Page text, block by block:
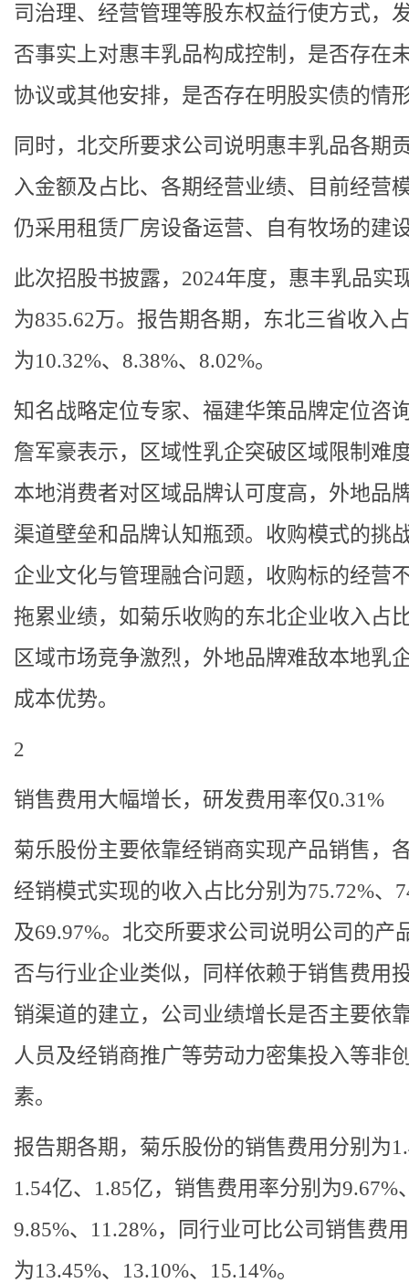
司治理、经营管理等股东权益行使方式，
否事实上对惠丰乳品构成控制，是否存在
协议或其他安排，是否存在明股实债的情
同时，北交所要求公司说明惠丰乳品各期
入金额及占比、各期经营业绩、目前经营
仍采用租赁厂房设备运营、自有牧场的建
此次招股书披露，2024年度，惠丰乳品实
为835.62万。报告期各期，东北三省收入
为10.32%、8.38%、8.02%。
知名战略定位专家、福建华策品牌定位咨
詹军豪表示，区域性乳企突破区域限制难
本地消费者对区域品牌认可度高，外地品
渠道壁垒和品牌认知瓶颈。收购模式的挑
企业文化与管理融合问题，收购标的经营
拖累业绩，如菊乐收购的东北企业收入占
区域市场竞争激烈，外地品牌难敌本地乳
成本优势。
2
销售费用大幅增长，研发费用率仅0.31%
菊乐股份主要依靠经销商实现产品销售，
经销模式实现的收入占比分别为75.72%、
及69.97%。北交所要求公司说明公司的产
否与行业企业类似，同样依赖于销售费用
销渠道的建立，公司业绩增长是否主要依
人员及经销商推广等劳动力密集投入等非
素。
报告期各期，菊乐股份的销售费用分别为
1.54亿、1.85亿，销售费用率分别为9.67%
9.85%、11.28%，同行业可比公司销售费
为13.45%、13.10%、15.14%。